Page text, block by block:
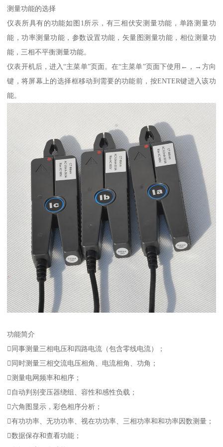
测量功能的选择
仪表所具有的功能如图1所示，有三相伏安测量功能，单路测量功
能，功率测量功能，参数设置功能，矢量图测量功能，相位测量功
能，三相不平衡测量功能。
仪表开机后，进入“主菜单”页面。在“主菜单”页面下使用←，→方向
键，将屏幕上的选择框移动到需要的功能前，按ENTER键进入该功
能。
功能简介
同事测量三相电压和四路电流（包含零线电流）；
同时测量三相交流电压相角、电流相角、功角；
测量电网频率和相序；
自动判别变压器绕组、容性和感性负载；
六角图显示，彩色相序分析；
有功功率、无功功率、视在功功率、三相功率和和功率因数测量；
数据保存和查看功能；